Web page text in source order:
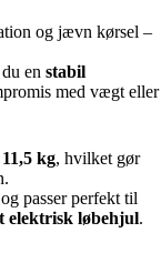
og jævn kørsel –
en stabil
med vægt eller
11,5 kg, hvilket gør
passer perfekt til
elektrisk løbehjul.